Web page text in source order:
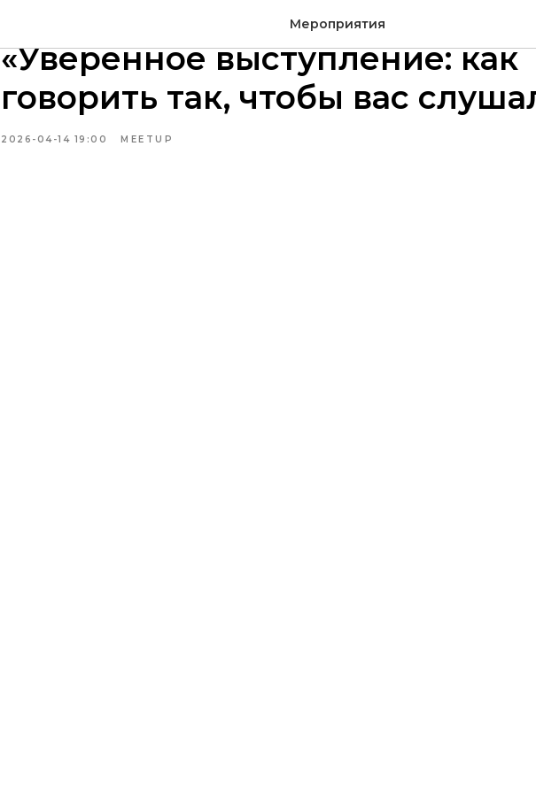
Мероприятия
14.04.2026 [MeetUp] ProItFest -
«Уверенное выступление: как
говорить так, чтобы вас
2026-04-14 19:00 MEETUP